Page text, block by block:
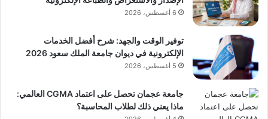
6 أغسطس، 2026
توفير الوقت والجهد: شرح أفضل الخدمات
الإلكترونية في ديوان جامعة الملك سعود 2026
5 أغسطس، 2026
جامعة عجمان تحصل على اعتماد CGMA العالمي:
ماذا يعني ذلك لطلاب المحاسبة؟